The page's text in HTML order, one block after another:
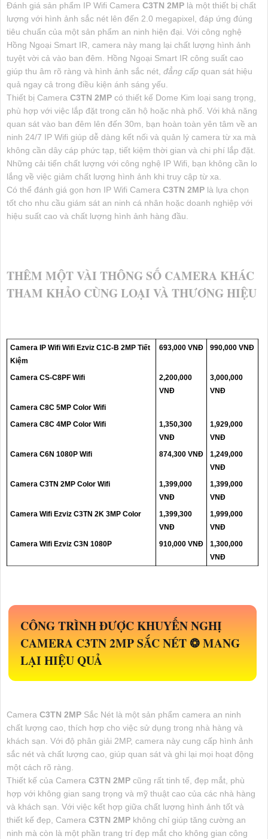
Đánh giá sản phẩm IP Wifi Camera C3TN 2MP là một thiết bị chất
lượng với hình ảnh sắc nét lên đến 2.0 megapixel, đáp ứng đúng
tiêu chuẩn của một sản phẩm an ninh hiện đại. Với công nghệ
Hồng Ngoại Smart IR, camera này mang lại chất lượng hình ảnh
tuyệt vời cả vào ban đêm. Hồng Ngoại Smart IR công suất cao
giúp thu âm rõ ràng và hình ảnh sắc nét, đẳng cấp quan sát hiệu
quả ngay cả trong điều kiện ánh sáng yếu.
Thiết bị Camera C3TN 2MP có thiết kế Dome Kim loại sang trọng,
phù hợp với việc lắp đặt trong căn hộ hoặc nhà phố. Với khả năng
quan sát vào ban đêm lên đến 30m, bạn hoàn toàn yên tâm về an
ninh 24/7 IP Wifi giúp dễ dàng kết nối và quản lý camera từ xa mà
không cần dây cáp phức tạp, tiết kiệm thời gian và chi phí lắp đặt.
Những cải tiến chất lượng với công nghệ IP Wifi, bạn không cần lo
lắng về việc giảm chất lượng hình ảnh khi truy cập từ xa.
Có thể đánh giá gọn hơn IP Wifi Camera C3TN 2MP là lựa chọn
tốt cho nhu cầu giám sát an ninh cá nhân hoặc doanh nghiệp với
hiệu suất cao và chất lượng hình ảnh hàng đầu.
THÊM MỘT VÀI THÔNG SỐ CAMERA KHÁC
THAM KHẢO CÙNG LOẠI VÀ THƯƠNG HIỆU
Camera IP Wifi Wifi Ezviz C1C-B 2MP Tiết
Kiệm
693,000 VNĐ 990,000 VNĐ
Camera CS-C8PF Wifi
2,200,000
VNĐ
3,000,000
VNĐ
Camera C8C 5MP Color Wifi
Camera C8C 4MP Color Wifi
1,350,300
VNĐ
1,929,000
VNĐ
Camera C6N 1080P Wifi
874,300 VNĐ
1,249,000
VNĐ
Camera C3TN 2MP Color Wifi
1,399,000
VNĐ
1,399,000
VNĐ
Camera Wifi Ezviz C3TN 2K 3MP Color
1,399,300
VNĐ
1,999,000
VNĐ
Camera Wifi Ezviz C3N 1080P
910,000 VNĐ
1,300,000
VNĐ
CÔNG TRÌNH ĐƯỢC KHUYẾN NGHỊ
CAMERA C3TN 2MPSẮC NÉT ❂ MANG
LẠI HIỆU QUẢ
Camera C3TN 2MP Sắc Nét là một sản phẩm camera an ninh
chất lượng cao, thích hợp cho việc sử dụng trong nhà hàng và
khách sạn. Với độ phân giải 2MP, camera này cung cấp hình ảnh
sắc nét và chất lượng cao, giúp quan sát và ghi lại mọi hoạt động
một cách rõ ràng.
Thiết kế của Camera C3TN 2MP cũng rất tinh tế, đẹp mắt, phù
hợp với không gian sang trọng và mỹ thuật cao của các nhà hàng
và khách sạn. Với việc kết hợp giữa chất lượng hình ảnh tốt và
thiết kế đẹp, Camera C3TN 2MP không chỉ giúp tăng cường an
ninh mà còn là một phần trang trí đẹp mắt cho không gian công